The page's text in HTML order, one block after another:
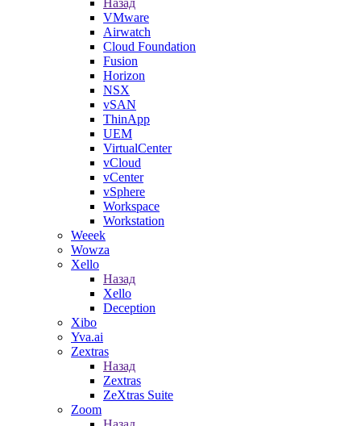
Назад
VMware
Airwatch
Cloud Foundation
Fusion
Horizon
NSX
vSAN
ThinApp
UEM
VirtualCenter
vCloud
vCenter
vSphere
Workspace
Workstation
Weeek
Wowza
Xello
Назад
Xello
Deception
Xibo
Yva.ai
Zextras
Назад
Zextras
ZeXtras Suite
Zoom